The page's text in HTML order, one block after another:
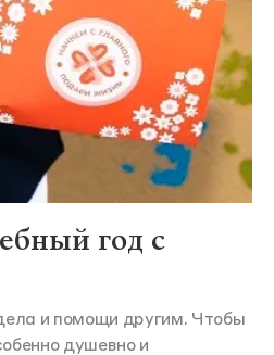
год с
и помощи другим. Чтобы
душевно и